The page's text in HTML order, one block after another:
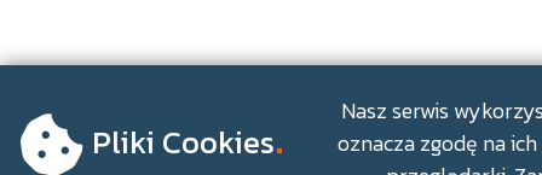
Pliki Cookies.
Nasz serwis
oznacza zgodę na